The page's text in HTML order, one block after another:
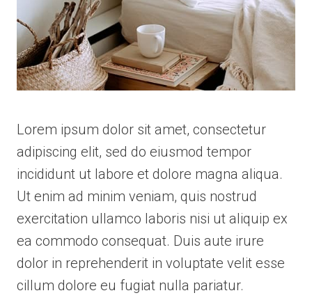
Lorem ipsum dolor sit amet, consectetur
adipiscing elit, sed do eiusmod tempor
incididunt ut labore et dolore magna aliqua.
Ut enim ad minim veniam, quis nostrud
exercitation ullamco laboris nisi ut aliquip ex
ea commodo consequat. Duis aute irure
dolor in reprehenderit in voluptate velit esse
cillum dolore eu fugiat nulla pariatur.